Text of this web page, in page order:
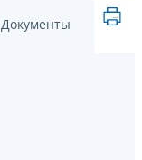
Документы